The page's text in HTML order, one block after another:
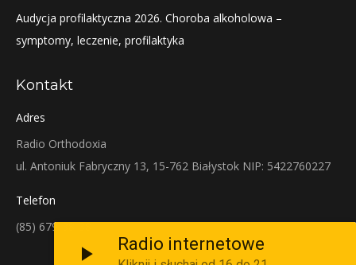
Audycja profilaktyczna 2026. Choroba alkoholowa –
symptomy, leczenie, profilaktyka
Kontakt
Adres
Radio Orthodoxia
ul. Antoniuk Fabryczny 13, 15-762 Białystok NIP: 5422760227
Telefon
(85) 679-38-38
Radio internetowe